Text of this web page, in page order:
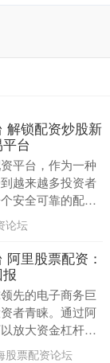
解锁配资炒股新
台
平台，作为一种
越来越多投资者
安全可靠的配资
平台应具备以下
论坛
里股票配资：
先的电子商务巨
者青睐。通过阿
放大资金杠杆，
同的配资公司提
股票配资论坛